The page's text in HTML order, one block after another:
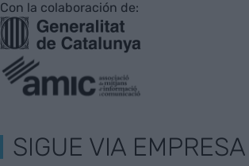
Con la colaboración de:
SIGUE VIA EMPRESA